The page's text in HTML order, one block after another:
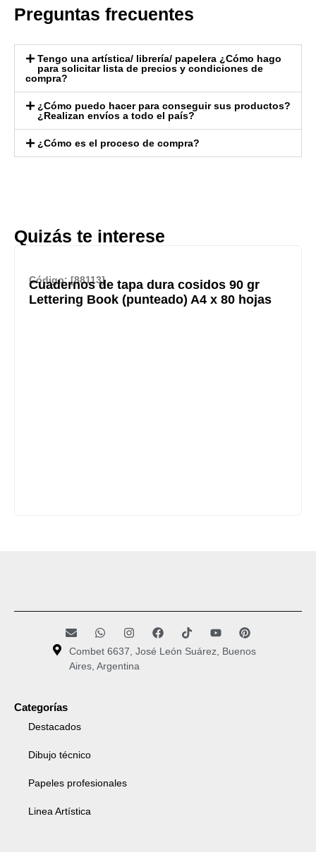
Preguntas frecuentes
Tengo una artística/ librería/ papelera ¿Cómo hago
para solicitar lista de precios y condiciones de
compra?
¿Cómo puedo hacer para conseguir sus productos?
¿Realizan envíos a todo el país?
¿Cómo es el proceso de compra?
Quizás te interese
Código: [88113]
Cuadernos de tapa dura cosidos 90 gr
Lettering Book (punteado) A4 x 80 hojas
Combet 6637, José León Suárez, Buenos
Aires, Argentina
Categorías
Destacados
Dibujo técnico
Papeles profesionales
Linea Artística